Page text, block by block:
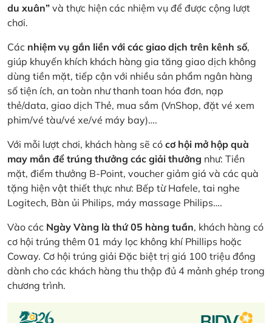
du xuân” và thực hiện các nhiệm vụ để được cộng lượt
chơi.
Các nhiệm vụ gắn liền với các giao dịch trên kênh số,
giúp khuyến khích khách hàng gia tăng giao dịch không
dùng tiền mặt, tiếp cận với nhiều sản phẩm ngân hàng
số tiện ích, an toàn như thanh toan hóa đơn, nạp
thẻ/data, giao dịch Thẻ, mua sắm (VnShop, đặt vé xem
phim/vé tàu/vé xe/vé máy bay)….
Với mỗi lượt chơi, khách hàng sẽ có cơ hội mở hộp quà
may mắn để trúng thưởng các giải thưởng như: Tiền
mặt, điểm thưởng B-Point, voucher giảm giá và các quà
tặng hiện vật thiết thực như: Bếp từ Hafele, tai nghe
Logitech, Bàn ủi Philips, máy massage Philips….
Vào các Ngày Vàng là thứ 05 hàng tuần, khách hàng có
cơ hội trúng thêm 01 máy lọc không khí Phillips hoặc
Coway. Cơ hội trúng giải Đặc biệt trị giá 100 triệu đồng
dành cho các khách hàng thu thập đủ 4 mảnh ghép trong
chương trình.